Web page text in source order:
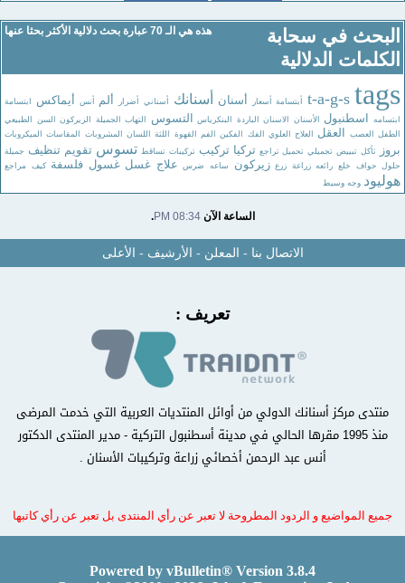
هذه هي الـ 70 عبارة بحث دلالية الأكثر بحثا عنها
البحث في سحابة
الكلمات الدلالية
t-a-g-s tags أبتسامة أسعار أسنان أسنانك أسناني أضرار ألم أنس أيماكس
ابتسامة
ابتسامه اسطنبول الأسنان الاسنان الباردة البنكرياس التسوس التهاب الجميلة الزيركون السن
الطبيعي
الطفل
العصب العقل العلاج العلوي الفك الفكين الفم القهوة اللثة اللسان المشروبات المقاسات الميكروبات
بروز تأكل تبييض تجميلي تحميل تراجع تركيا تركيب تركيبات تساقط تسوس تقويم تنظيف
جميلة
حلول
حواف خلع رائعه زراعة زرع زيركون ساعه ضرس علاج غسل غسول فلسفة كيف مراجع
هوليود وجه وسيط
الساعة الآن08:34 PM
.
الاتصال بنا-المعلن-الأرشيف -الأعلى
تعريف :
منتدى مركز أسنانك الدولي من أوائل المنتديات العربية التي خدمت المرضى
منذ 1995 مقرها الحالي في مدينة أسطنبول التركية - مدير المنتدى الدكتور
أنس عبد الرحمن أخصائي زراعة وتركيبات الأسنان .
جميع المواضيع و الردود المطروحة لا تعبر عن رأي المنتدى بل تعبر عن رأي كاتبها
Powered by vBulletin® Version 3.8.4